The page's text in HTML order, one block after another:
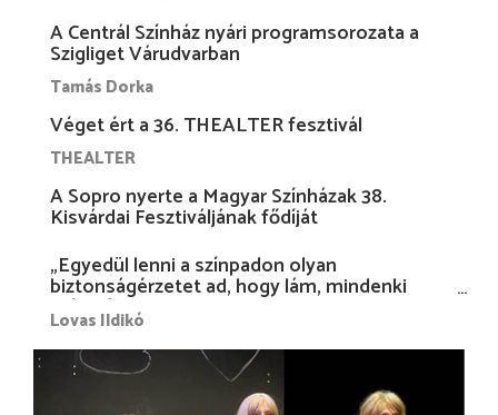
A Centrál Színház nyári programsorozata a
Szigliget Várudvarban
Tamás Dorka
Véget ért a 36. THEALTER fesztivál
THEALTER
A Sopro nyerte a Magyar Színházak 38.
Kisvárdai Fesztiváljának fődíját
„Egyedül lenni a színpadon olyan
biztonságérzetet ad, hogy lám, mindenki
más nélkül is megvagyok magammal…”
Lovas Ildikó